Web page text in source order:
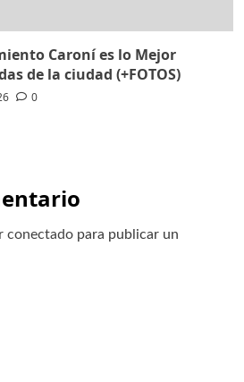
Caroní es lo Mejor
de la ciudad (+FOTOS)
0
conectadopara publicar un